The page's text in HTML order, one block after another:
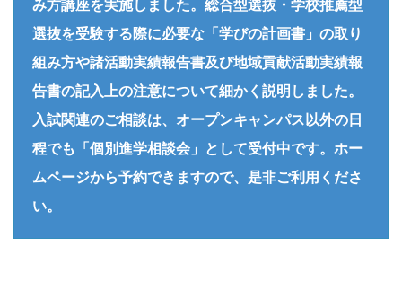
み方講座を実施しました。総合型選抜・学校推薦型
選抜を受験する際に必要な「学びの計画書」の取り
組み方や諸活動実績報告書及び地域貢献活動実績報
告書の記入上の注意について細かく説明しました。
入試関連のご相談は、オープンキャンパス以外の日
程でも「個別進学相談会」として受付中です。 ホー
ムページから予約できますので、是非ご利用くださ
い。